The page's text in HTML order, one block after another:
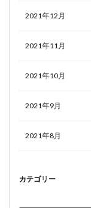
2021年12月
2021年11月
2021年10月
2021年9月
2021年8月
カテゴリー